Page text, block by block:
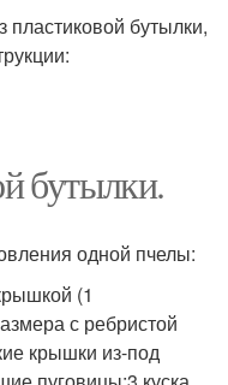
пластиковой бутылки,
бутылки.
одной пчелы:
(1
с ребристой
крышки из-под